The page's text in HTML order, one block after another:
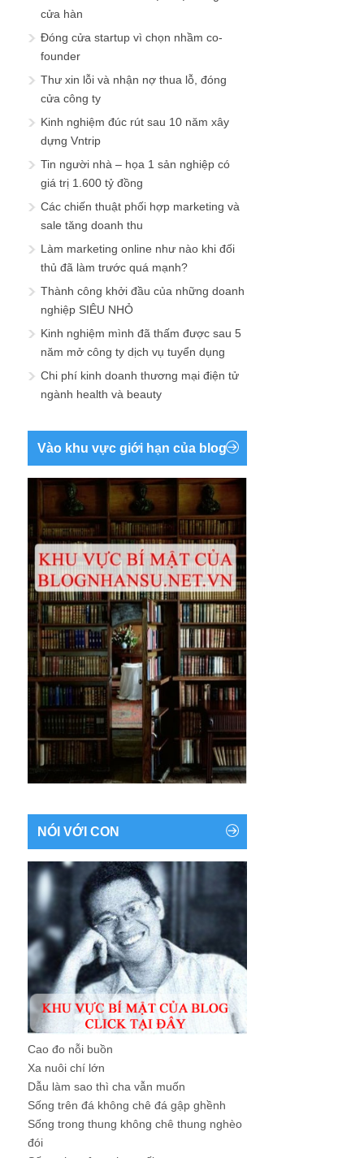
cửa hàn
Đóng cửa startup vì chọn nhầm co-
founder
Thư xin lỗi và nhận nợ thua lỗ, đóng
cửa công ty
Kinh nghiệm đúc rút sau 10 năm xây
dựng Vntrip
Tin người nhà – họa 1 sản nghiệp có
giá trị 1.600 tỷ đồng
Các chiến thuật phối hợp marketing và
sale tăng doanh thu
Làm marketing online như nào khi đối
thủ đã làm trước quá mạnh?
Thành công khởi đầu của những doanh
nghiệp SIÊU NHỎ
Kinh nghiệm mình đã thấm được sau 5
năm mở công ty dịch vụ tuyển dụng
Chi phí kinh doanh thương mại điện tử
ngành health và beauty
Vào khu vực giới hạn của blog
NÓI VỚI CON
Cao đo nỗi buồn
Xa nuôi chí lớn
Dẫu làm sao thì cha vẫn muốn
Sống trên đá không chê đá gập ghềnh
Sống trong thung không chê thung nghèo
đói